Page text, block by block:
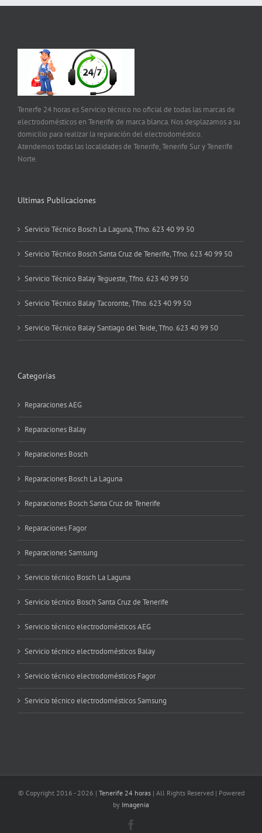
Tenerfe 24 horas es Servicio técnico no oficial de todas las marcas de
electrodomésticos en Tenerife de marca blanca. Nos desplazamos a su
domicilio para realizar la reparación del electrodoméstico.
Atendemos todas las localidades de Tenerife, Tenerife Sur y Tenerife
Norte.
Ultimas Publicaciones
Servicio Técnico Bosch La Laguna, Tfno. 623 40 99 50
Servicio Técnico Bosch Santa Cruz de Tenerife, Tfno. 623 40 99 50
Servicio Técnico Balay Tegueste, Tfno. 623 40 99 50
Servicio Técnico Balay Tacoronte, Tfno. 623 40 99 50
Servicio Técnico Balay Santiago del Teide, Tfno. 623 40 99 50
Categorías
Reparaciones AEG
Reparaciones Balay
Reparaciones Bosch
Reparaciones Bosch La Laguna
Reparaciones Bosch Santa Cruz de Tenerife
Reparaciones Fagor
Reparaciones Samsung
Servicio técnico Bosch La Laguna
Servicio técnico Bosch Santa Cruz de Tenerife
Servicio técnico electrodomésticos AEG
Servicio técnico electrodomésticos Balay
Servicio técnico electrodomésticos Fagor
Servicio técnico electrodomésticos Samsung
© Copyright 2016 - 2026 | Tenerife 24 horas| All Rights Reserved | Powered
by Imagenia